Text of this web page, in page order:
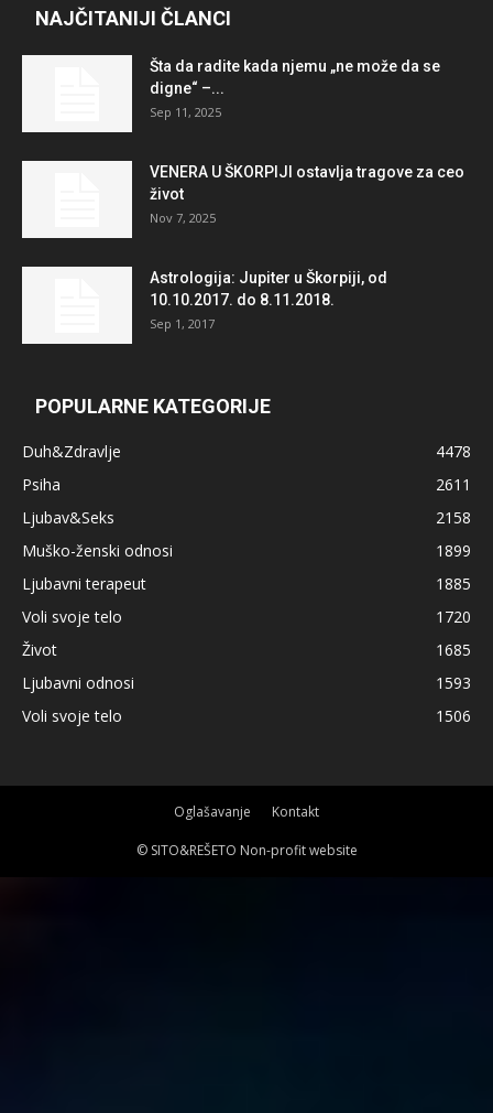
NAJČITANIJI ČLANCI
Šta da radite kada njemu „ne može da se
digne“ –...
Sep 11, 2025
VENERA U ŠKORPIJI ostavlja tragove za ceo
život
Nov 7, 2025
Astrologija: Jupiter u Škorpiji, od
10.10.2017. do 8.11.2018.
Sep 1, 2017
POPULARNE KATEGORIJE
Duh&Zdravlje
4478
Psiha
2611
Ljubav&Seks
2158
Muško-ženski odnosi
1899
Ljubavni terapeut
1885
Voli svoje telo
1720
Život
1685
Ljubavni odnosi
1593
Voli svoje telo
1506
Oglašavanje Kontakt
© SITO&REŠETO Non-profit website